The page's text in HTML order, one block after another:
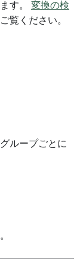
す。 変換の検
覧ください。
ループごとに